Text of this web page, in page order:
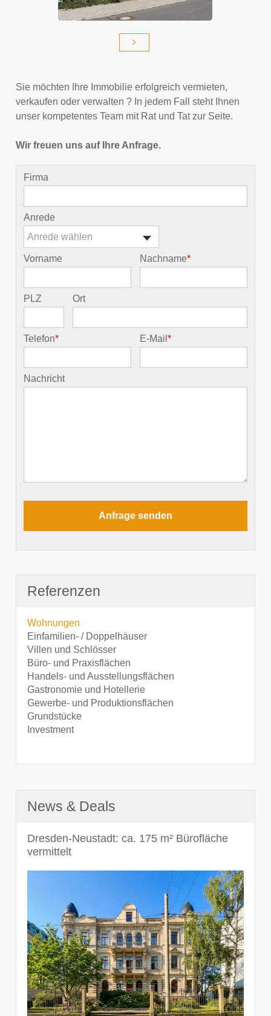
Sie möchten Ihre Immobilie erfolgreich vermieten,
verkaufen oder verwalten ? In jedem Fall steht Ihnen
unser kompetentes Team mit Rat und Tat zur Seite.
Wir freuen uns auf Ihre Anfrage.
Firma
Anrede
Anrede wählen
Vorname Nachname*
PLZ Ort
Telefon* E-Mail*
Nachricht
Referenzen
Wohnungen
Einfamilien- / Doppelhäuser
Villen und Schlösser
Büro- und Praxisflächen
Handels- und Ausstellungsflächen
Gastronomie und Hotellerie
Gewerbe- und Produktionsflächen
Grundstücke
Investment
News & Deals
Dresden-Neustadt: ca. 175 m² Bürofläche
vermittelt